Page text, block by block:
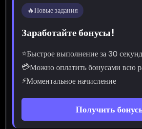
🔥Новые задания
Заработайте бонусы!
⭐Быстрое выполнение за 30 секунд
💳Можно оплатить бонусами всю
⚡Моментальное начисление
Получить